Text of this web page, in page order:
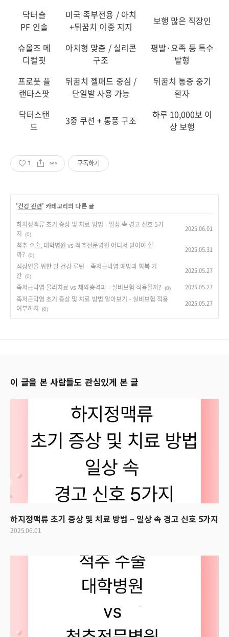
닥터숄
PF 인솔
미국 족부전용 / 아치
+뒤꿈치 이중 지지
보행 많은 직장인
슈올즈 메
디컬핏
아치형 맞춤 / 실리콘
구조
평발·요족 등 특수
발형
프로풋 플
랜타스팟
뒤꿈치 젤패드 중심 /
단일발 사용 가능
뒤꿈치 통증 중기
환자
닥터스탠
드
3중 쿠션 + 통풍 구조
하루 10,000보 이
상 보행
1 구독하기
'건강 관련' 카테고리의 다른 글
하지정맥류 초기 증상 및 치료 방법 – 일상 속 경고 신호 5가
지
(0)
2025.06.01
척추 수술, 대학병원 vs 척추전문병원 어디서 받아야 할
까?
(0)
2025.05.31
직장인을 위한 발 건강 루틴 – 족저근막염 예방과 회복 기
간 (0)
2025.05.27
족저근막염 물리치료 vs 체외충격파 – 실비보험 적용될까? (0) 2025.05.27
족저근막염 초기 증상 및 치료 방법 알아보기 – 실비보험 적용
여부까지
(0)
2025.05.27
이 글을 본 사람들도 관심있게 본 글
하지정맥류 초기 증상 및 치료 방법 – 일상 속 경고 신호 5가지
2025.06.01